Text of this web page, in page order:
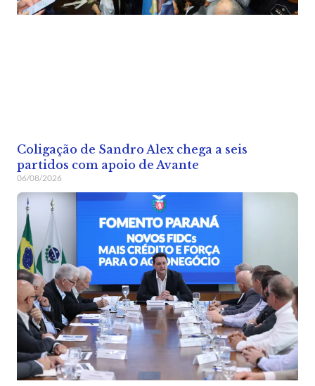
Coligação de Sandro Alex chega a seis
partidos com apoio de Avante
06/08/2026